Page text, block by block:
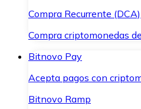
Compra Recurrente (DCA)
Compra criptomonedas
Bitnovo Pay
Acepta pagos con
Bitnovo Ramp